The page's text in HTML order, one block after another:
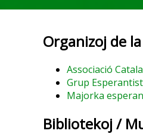
Organizoj de
Associació
Grup
Majorka
Bibliotekoj /